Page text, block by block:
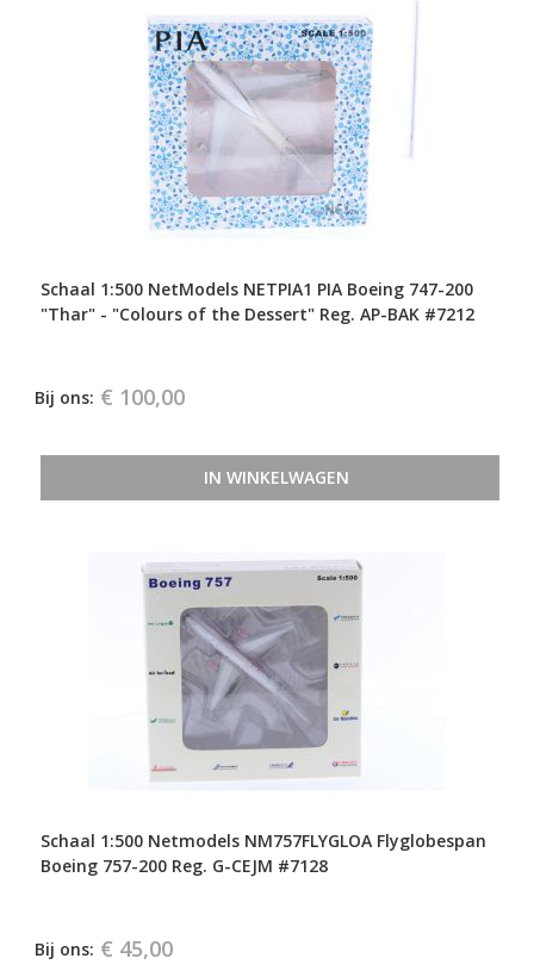
Schaal 1:500 NetModels NETPIA1 PIA Boeing 747-200
"Thar" - "Colours of the Dessert" Reg. AP-BAK #7212
Bij ons: € 100,00
IN WINKELWAGEN
Schaal 1:500 Netmodels NM757FLYGLOA Flyglobespan
Boeing 757-200 Reg. G-CEJM #7128
Bij ons: € 45,00